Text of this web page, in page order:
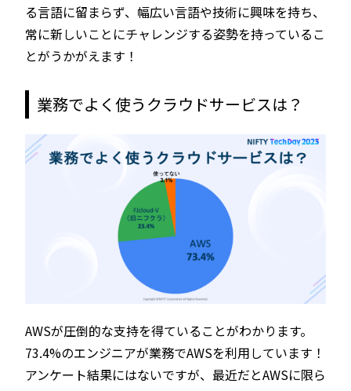
る言語に留まらず、幅広い言語や技術に興味を持ち、
常に新しいことにチャレンジする姿勢を持っているこ
とがうかがえます！
業務でよく使うクラウドサービスは？
AWSが圧倒的な支持を得ていることがわかります。
73.4%のエンジニアが業務でAWSを利用しています！
アンケート結果にはないですが、最近だとAWSに限ら